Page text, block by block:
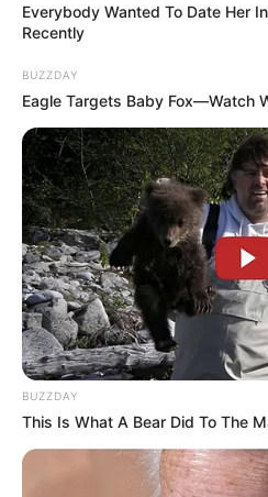
ΤΑΥΤΟΤΗΤΑ ΚΑΙ
© 2025 EVIANEWS του
Everybody Wanted To Date Her
Recently
BUZZDAY
Eagle Targets Baby Fox—Watch
BUZZDAY
This Is What A Bear Did To The